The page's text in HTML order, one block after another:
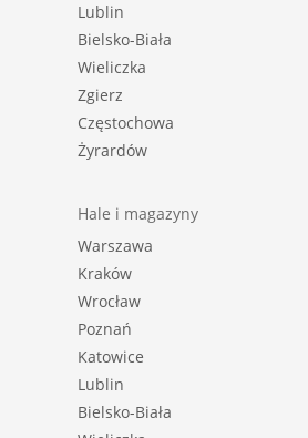
Lublin
Bielsko-Biała
Wieliczka
Zgierz
Częstochowa
Żyrardów
Hale i magazyny
Warszawa
Kraków
Wrocław
Poznań
Katowice
Lublin
Bielsko-Biała